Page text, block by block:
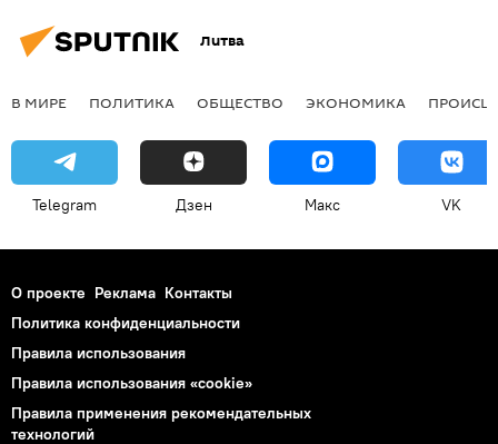
Литва
В МИРЕ ПОЛИТИКА ОБЩЕСТВО ЭКОНОМИКА
Telegram Дзен Макс VK
О проекте Реклама Контакты
Политика конфиденциальности
Правила использования
Правила использования «cookie»
Правила применения рекомендательных
технологий